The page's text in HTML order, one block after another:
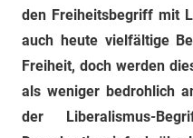
den Freiheitsbegriff mit
auch heute vielfältige
Freiheit, doch werden
als weniger bedrohlich
der Liberalismus-